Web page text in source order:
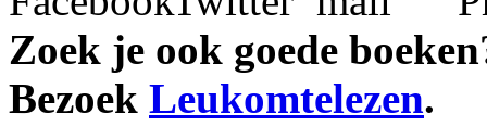
Zoek je ook goede
Bezoek Leukomtelezen.